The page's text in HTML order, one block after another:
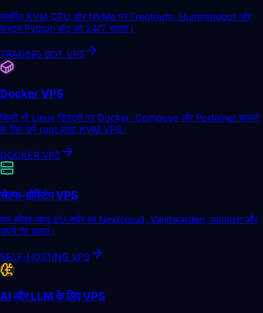
समर्पित KVM CPU और NVMe पर Freqtrade, Hummingbot और
कस्टम Python बॉट को 24/7 चलाएं।
TRADING BOT VPS
Docker VPS
किसी भी Linux डिस्ट्रो पर Docker, Compose और Portainer चलाने
के लिए पूर्ण root वाला KVM VPS।
DOCKER VPS
सेल्फ-होस्टिंग VPS
एक हमेशा-चालू EU सर्वर पर Nextcloud, Vaultwarden, Immich और
अपने ऐप चलाएं।
SELF-HOSTING VPS
AI और LLM के लिए VPS